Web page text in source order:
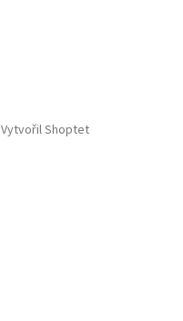
Vytvořil Shoptet